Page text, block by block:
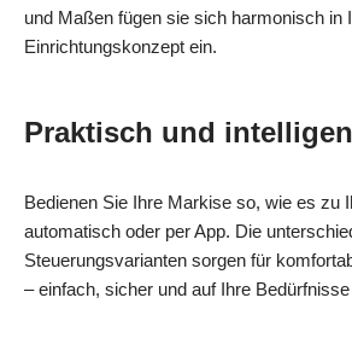
und Maßen fügen sie sich harmonisch in
Einrichtungskonzept ein.
Praktisch und
Bedienen Sie Ihre Markise so, wie es zu
automatisch oder per App. Die
Steuerungsvarianten sorgen für
– einfach, sicher und auf Ihre